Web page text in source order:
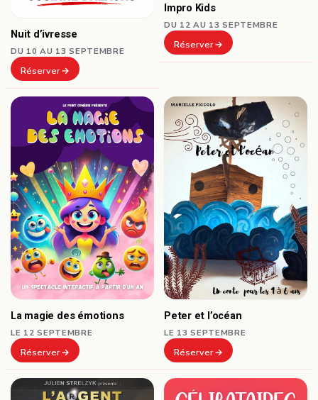
Nuit d’ivresse
DU 10 AU 13 SEPTEMBRE
Réserver
Impro Kids
DU 12 AU 13 SEPTEMBRE
Réserver
La magie des émotions
LE 12 SEPTEMBRE
Réserver
Peter et l’océan
LE 13 SEPTEMBRE
Réserver